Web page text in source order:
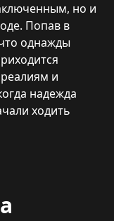
но и
Попав в
однажды
и
надежда
ходить